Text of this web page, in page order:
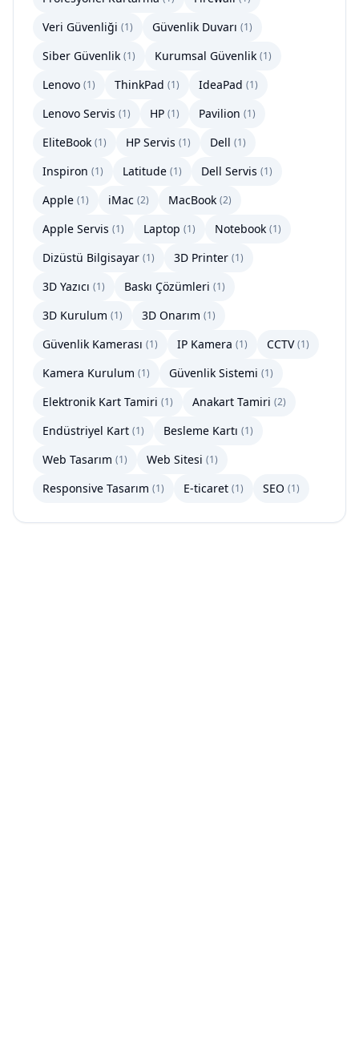
Veri Güvenliği (1) Güvenlik Duvarı (1)
Siber Güvenlik (1) Kurumsal Güvenlik (1)
Lenovo (1) ThinkPad (1) IdeaPad (1)
Lenovo Servis (1) HP (1) Pavilion (1)
EliteBook (1) HP Servis (1) Dell (1)
Inspiron (1) Latitude (1) Dell Servis (1)
Apple (1) iMac (2) MacBook (2)
Apple Servis (1) Laptop (1) Notebook (1)
Dizüstü Bilgisayar (1) 3D Printer (1)
3D Yazıcı (1) Baskı Çözümleri (1)
3D Kurulum (1) 3D Onarım (1)
Güvenlik Kamerası (1) IP Kamera (1) CCTV (1)
Kamera Kurulum (1) Güvenlik Sistemi (1)
Elektronik Kart Tamiri (1) Anakart Tamiri (2)
Endüstriyel Kart (1) Besleme Kartı (1)
Web Tasarım (1) Web Sitesi (1)
Responsive Tasarım (1) E-ticaret (1) SEO (1)